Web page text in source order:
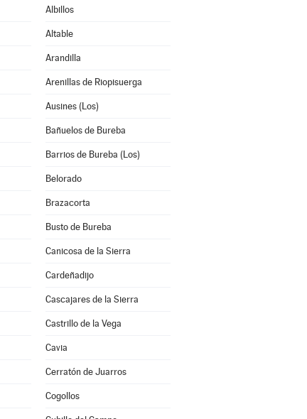
Albillos
Altable
Arandilla
Arenillas de Riopisuerga
Ausines (Los)
Bañuelos de Bureba
Barrios de Bureba (Los)
Belorado
Brazacorta
Busto de Bureba
Canicosa de la Sierra
Cardeñadijo
Cascajares de la Sierra
Castrillo de la Vega
Cavia
Cerratón de Juarros
Cogollos